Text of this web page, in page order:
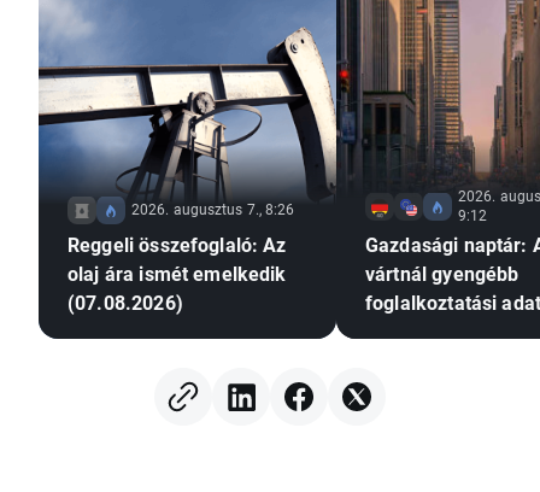
2026. augusztus 7., 8:26
Reggeli összefoglaló: Az
olaj ára ismét emelkedik
(07.08.2026)
2026.
9:12
Gazdasági naptár:
vártnál gyengébb
foglalkoztatási
kamatemelésre?